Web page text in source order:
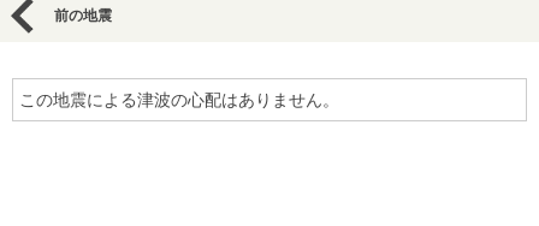
前の地震
この地震による津波の心配はありません。